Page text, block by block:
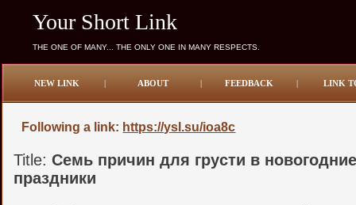
Your Short Link
THE ONE OF MANY... THE ONLY ONE IN MANY RESPECTS.
NEW LINK | ABOUT | FEEDBACK | LINK
Following a link: https://ysl.su/ioa8c
Title:Семь причин для грусти в
праздники